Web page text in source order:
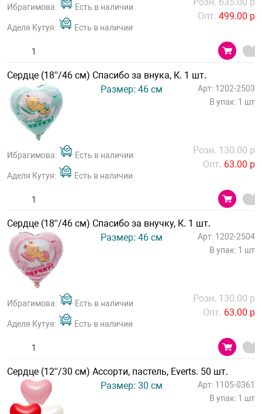
Ибрагимова: Есть в наличии
Аделя Кутуя: Есть в наличии
Опт. 499.00 р
Сердце (18''/46 см) Спасибо за внука, К. 1 шт.
Размер: 46 см
Арт: 1202-2503
В упак: 1 шт
Ибрагимова: Есть в наличии
Аделя Кутуя: Есть в наличии
Розн. 130.00 р
Опт. 63.00 р
Сердце (18''/46 см) Спасибо за внучку, К. 1 шт.
Размер: 46 см
Арт: 1202-2504
В упак: 1 шт
Ибрагимова: Есть в наличии
Аделя Кутуя: Есть в наличии
Розн. 130.00 р
Опт. 63.00 р
Сердце (12''/30 см) Ассорти, пастель, Everts. 50 шт.
Размер: 30 см
Арт: 1105-0361
В упак: 1 шт